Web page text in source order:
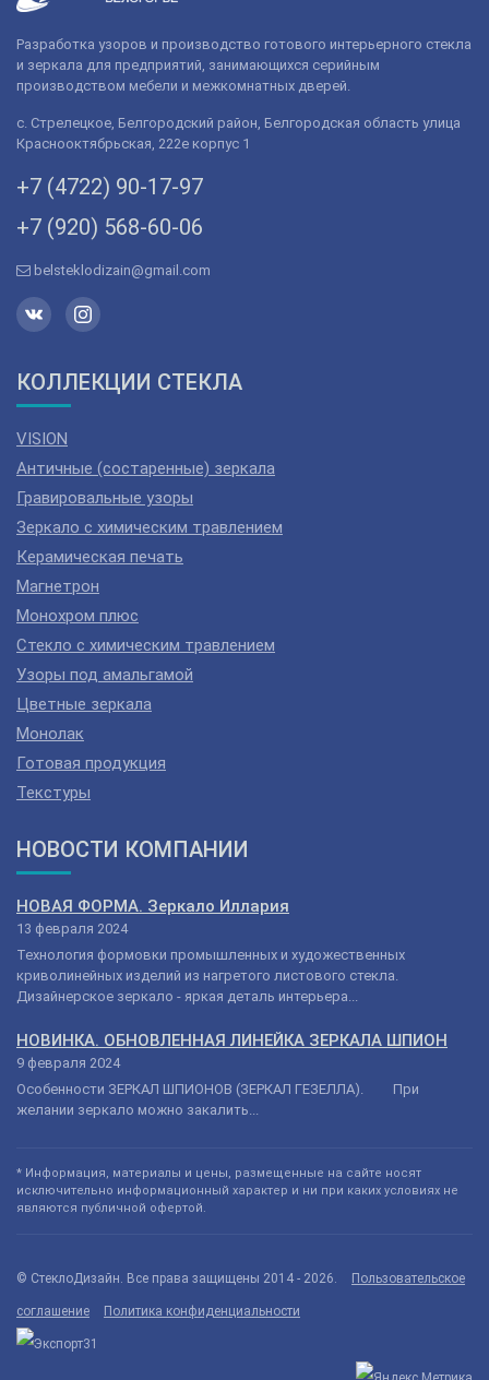
Разработка узоров и производство готового интерьерного стекла
и зеркала для предприятий, занимающихся серийным
производством мебели и межкомнатных дверей.
с. Стрелецкое, Белгородский район, Белгородская область улица
Краснооктябрьская, 222е корпус 1
+7 (4722) 90-­17-­97
+7 (920) 568­-60-06
belsteklodizain@gmail.com
КОЛЛЕКЦИИ СТЕКЛА
VISION
Античные (состаренные) зеркала
Гравировальные узоры
Зеркало с химическим травлением
Керамическая печать
Магнетрон
Монохром плюс
Стекло с химическим травлением
Узоры под амальгамой
Цветные зеркала
Монолак
Готовая продукция
Текстуры
НОВОСТИ КОМПАНИИ
НОВАЯ ФОРМА. Зеркало Иллария
13 февраля 2024
Технология формовки промышленных и художественных
криволинейных изделий из нагретого листового стекла.
Дизайнерское зеркало - яркая деталь интерьера...
НОВИНКА. ОБНОВЛЕННАЯ ЛИНЕЙКА ЗЕРКАЛА ШПИОН
9 февраля 2024
Особенности ЗЕРКАЛ ШПИОНОВ (ЗЕРКАЛ ГЕЗЕЛЛА). При
желании зеркало можно закалить...
* Информация, материалы и цены, размещенные на сайте носят
исключительно информационный характер и ни при каких условиях не
являются публичной офертой.
© СтеклоДизайн. Все права защищены 2014 - 2026. Пользовательское
соглашение Политика конфиденциальности